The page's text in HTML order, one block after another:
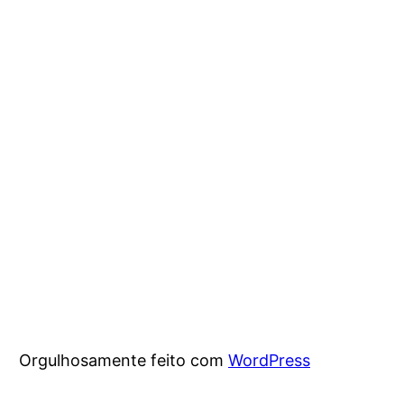
Orgulhosamente feito com WordPress